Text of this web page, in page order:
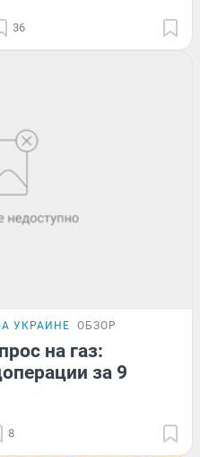
36
УКРАИНЕ ОБЗОР
на газ:
за 9
8